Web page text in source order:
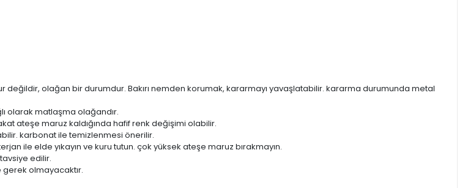
değildir, olağan bir durumdur. Bakırı nemden korumak, kararmayı yavaşlatabilir. kararma durumunda metal
olarak matlaşma olağandır.
ateşe maruz kaldığında hafif renk değişimi olabilir.
karbonat ile temizlenmesi önerilir.
ile elde yıkayın ve kuru tutun. çok yüksek ateşe maruz bırakmayın.
edilir.
olmayacaktır.